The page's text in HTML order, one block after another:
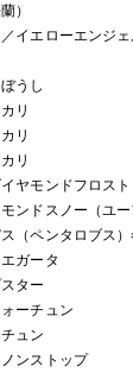
）
イエローエンジェ
うし
リ
リ
リ
ヤモンドフロスト
ンドスノー（ユー
（ペンタロブス
ガータ
ター
ーチュン
ュン
ンストップ